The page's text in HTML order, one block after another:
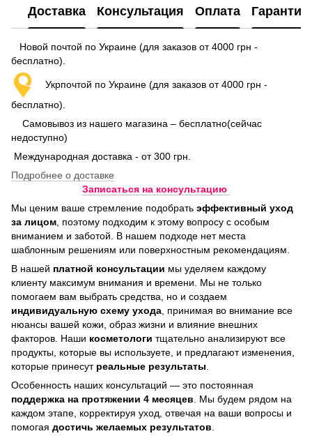
Доставка Консультация Оплата Гарантия
Новой почтой по Украине (для заказов от 4000 грн -
бесплатно).
Укрпочтой по Украине (для заказов от 4000 грн -
бесплатно).
Самовывоз из нашего магазина – бесплатно(сейчас
недоступно)
Международная доставка - от 300 грн.
Подробнее о доставке
Записаться на консультацию
Мы ценим ваше стремление подобрать эффективный уход
за лицом , поэтому подходим к этому вопросу с особым
вниманием и заботой. В нашем подходе нет места
шаблонным решениям или поверхностным рекомендациям.
В нашей платной консультации мы уделяем каждому
клиенту максимум внимания и времени. Мы не только
помогаем вам выбрать средства, но и создаем
индивидуальную схему ухода , принимая во внимание все
нюансы вашей кожи, образ жизни и влияние внешних
факторов. Наши косметологи тщательно анализируют все
продукты, которые вы используете, и предлагают изменения,
которые принесут реальные результаты
Особенность наших консультаций — это постоянная
поддержка на протяжении 4 месяцев . Мы будем рядом на
каждом этапе, корректируя уход, отвечая на ваши вопросы и
помогая достичь желаемых результатов